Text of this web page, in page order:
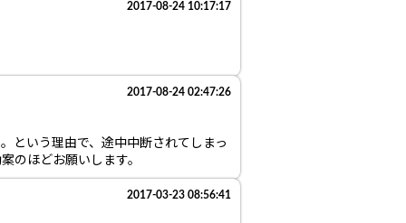
2017-08-24 10:17:17
2017-08-24 02:47:26
という理由で、途中中断されてしまっ
のほどお願いします。
2017-03-23 08:56:41